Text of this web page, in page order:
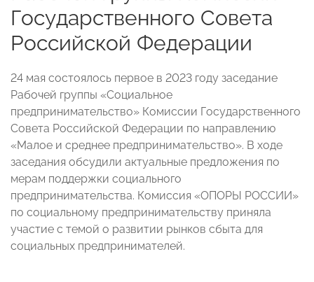
Государственного Совета
Российской Федерации
24 мая состоялось первое в 2023 году заседание
Рабочей группы «Социальное
предпринимательство» Комиссии Государственного
Совета Российской Федерации по направлению
«Малое и среднее предпринимательство». В ходе
заседания обсудили актуальные предложения по
мерам поддержки социального
предпринимательства. Комиссия «ОПОРЫ РОССИИ»
по социальному предпринимательству приняла
участие с темой о развитии рынков сбыта для
социальных предпринимателей.